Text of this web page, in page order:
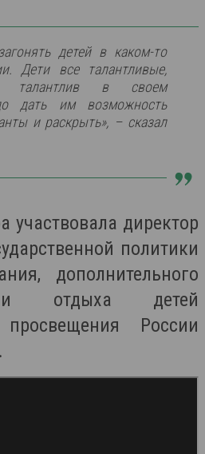
детей в каком-то
Дети все талантливые,
талантлив в своем
дать им возможность
и раскрыть», – сказал
участвовала директор
политики
дополнительного
и отдыха детей
России